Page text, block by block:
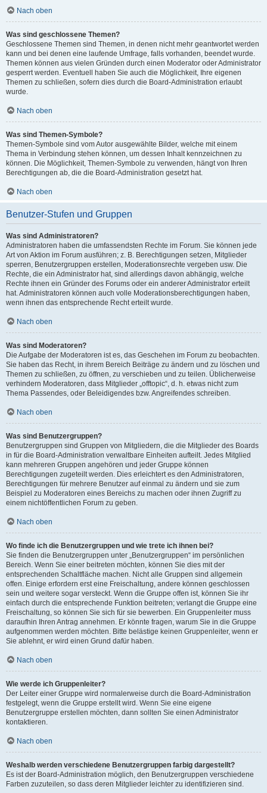
Nach oben
Was sind geschlossene Themen?
Geschlossene Themen sind Themen, in denen nicht mehr geantwortet werden
kann und bei denen eine laufende Umfrage, falls vorhanden, beendet wurde.
Themen können aus vielen Gründen durch einen Moderator oder Administrator
gesperrt werden. Eventuell haben Sie auch die Möglichkeit, Ihre eigenen
Themen zu schließen, sofern dies durch die Board-Administration erlaubt
wurde.
Nach oben
Was sind Themen-Symbole?
Themen-Symbole sind vom Autor ausgewählte Bilder, welche mit einem
Thema in Verbindung stehen können, um dessen Inhalt kennzeichnen zu
können. Die Möglichkeit, Themen-Symbole zu verwenden, hängt von Ihren
Berechtigungen ab, die die Board-Administration gesetzt hat.
Nach oben
Benutzer-Stufen und Gruppen
Was sind Administratoren?
Administratoren haben die umfassendsten Rechte im Forum. Sie können jede
Art von Aktion im Forum ausführen; z. B. Berechtigungen setzen, Mitglieder
sperren, Benutzergruppen erstellen, Moderationsrechte vergeben usw. Die
Rechte, die ein Administrator hat, sind allerdings davon abhängig, welche
Rechte ihnen ein Gründer des Forums oder ein anderer Administrator erteilt
hat. Administratoren können auch volle Moderationsberechtigungen haben,
wenn ihnen das entsprechende Recht erteilt wurde.
Nach oben
Was sind Moderatoren?
Die Aufgabe der Moderatoren ist es, das Geschehen im Forum zu beobachten.
Sie haben das Recht, in ihrem Bereich Beiträge zu ändern und zu löschen und
Themen zu schließen, zu öffnen, zu verschieben und zu teilen. Üblicherweise
verhindern Moderatoren, dass Mitglieder „offtopic“, d. h. etwas nicht zum
Thema Passendes, oder Beleidigendes bzw. Angreifendes schreiben.
Nach oben
Was sind Benutzergruppen?
Benutzergruppen sind Gruppen von Mitgliedern, die die Mitglieder des Boards
in für die Board-Administration verwaltbare Einheiten aufteilt. Jedes Mitglied
kann mehreren Gruppen angehören und jeder Gruppe können
Berechtigungen zugeteilt werden. Dies erleichtert es den Administratoren,
Berechtigungen für mehrere Benutzer auf einmal zu ändern und sie zum
Beispiel zu Moderatoren eines Bereichs zu machen oder ihnen Zugriff zu
einem nichtöffentlichen Forum zu geben.
Nach oben
Wo finde ich die Benutzergruppen und wie trete ich ihnen bei?
Sie finden die Benutzergruppen unter „Benutzergruppen“ im persönlichen
Bereich. Wenn Sie einer beitreten möchten, können Sie dies mit der
entsprechenden Schaltfläche machen. Nicht alle Gruppen sind allgemein
offen. Einige erfordern erst eine Freischaltung, andere können geschlossen
sein und weitere sogar versteckt. Wenn die Gruppe offen ist, können Sie ihr
einfach durch die entsprechende Funktion beitreten; verlangt die Gruppe eine
Freischaltung, so können Sie sich für sie bewerben. Ein Gruppenleiter muss
daraufhin Ihren Antrag annehmen. Er könnte fragen, warum Sie in die Gruppe
aufgenommen werden möchten. Bitte belästige keinen Gruppenleiter, wenn er
Sie ablehnt, er wird einen Grund dafür haben.
Nach oben
Wie werde ich Gruppenleiter?
Der Leiter einer Gruppe wird normalerweise durch die Board-Administration
festgelegt, wenn die Gruppe erstellt wird. Wenn Sie eine eigene
Benutzergruppe erstellen möchten, dann sollten Sie einen Administrator
kontaktieren.
Nach oben
Weshalb werden verschiedene Benutzergruppen farbig dargestellt?
Es ist der Board-Administration möglich, den Benutzergruppen verschiedene
Farben zuzuteilen, so dass deren Mitglieder leichter zu identifizieren sind.